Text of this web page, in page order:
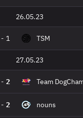
26.05.23
- 1 TSM
27.05.23
- 2 Team
- 2 nouns